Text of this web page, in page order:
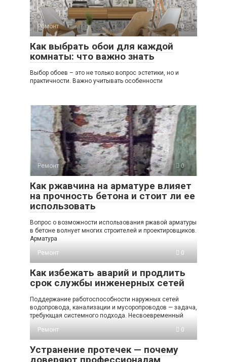
Ремонт 0
Как выбрать обои для каждой
комнаты: что важно знать
Выбор обоев – это не только вопрос эстетики, но и
практичности. Важно учитывать особенности
Ремонт 0
Как ржавчина на арматуре влияет
на прочность бетона и стоит ли ее
использовать
Вопрос о возможности использования ржавой арматуры
в бетоне волнует многих строителей и проектировщиков.
Арматура
Ремонт
0
Как избежать аварий и продлить
срок службы инженерных сетей
Поддержание работоспособности наружных сетей
водопровода, канализации и мусоропроводов — задача,
требующая системного подхода. Несвоевременный
Ремонт
0
Устранение протечек — почему
доверяют профессионалам